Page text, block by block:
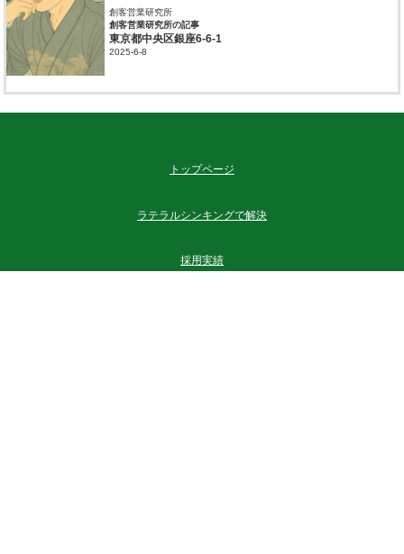
創客営業研究所
創客営業研究所の記事
東京都中央区銀座6-6-1
2025-6-8
トップページ
ラテラルシンキングで解決
採用実績